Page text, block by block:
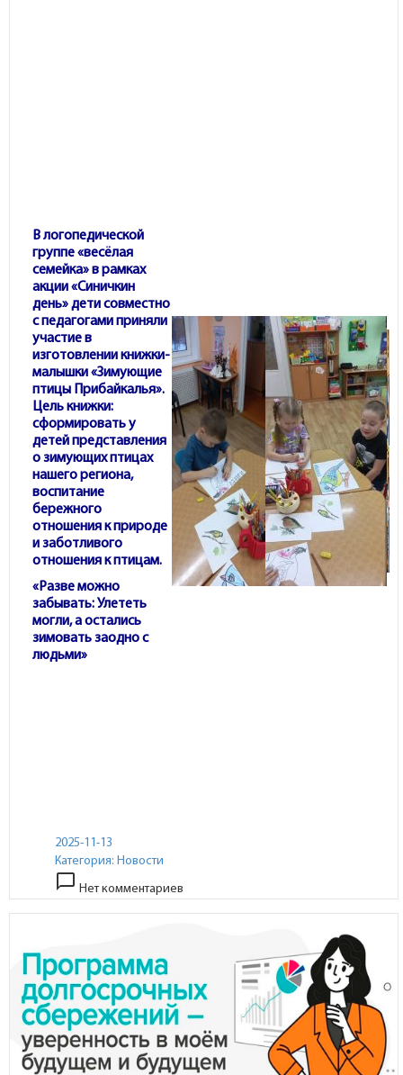
В логопедической
группе «весёлая
семейка» в рамках
акции «Синичкин
день» дети совместно
с педагогами приняли
участие в
изготовлении книжки-
малышки «Зимующие
птицы Прибайкалья».
Цель книжки:
сформировать у
детей представления
о зимующих птицах
нашего региона,
воспитание
бережного
отношения к природе
и заботливого
отношения к птицам.
«Разве можно
забывать: Улететь
могли, а остались
зимовать заодно с
людьми»
2025-11-13
Категория: Новости
chat_bubble_outline Нет комментариев